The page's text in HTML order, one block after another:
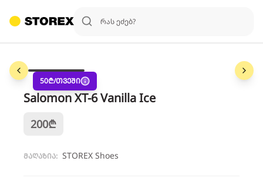
50₾/თვეში
Salomon XT-6 Vanilla Ice
200₾
მაღაზია: STOREX Shoes